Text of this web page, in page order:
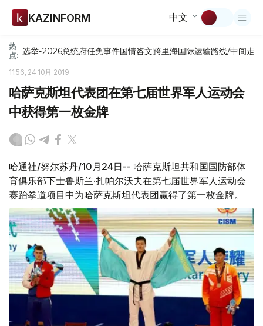
KAZINFORM 中文
热
点: 选举-2026总统府任免事件国情咨文跨里海国际运输路线/中间走廊
11:56, 24 10月 2019
哈萨克斯坦代表团在第七届世界军人运动会
中获得第一枚金牌
哈通社/努尔苏丹/10月24日-- 哈萨克斯坦共和国国防部体
育俱乐部下士鲁斯兰·扎帕尔沃夫在第七届世界军人运动会
赛跆拳道项目中为哈萨克斯坦代表团赢得了第一枚金牌。